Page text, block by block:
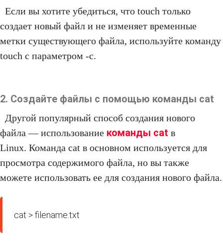
Если вы хотите убедиться, что touch только
создает новый файл и не изменяет временные
метки существующего файла, используйте команду
touch с параметром -c.
2. Создайте файлы с помощью команды cat
Другой популярный способ создания нового
файла — использование команды cat в
Linux. Команда cat в основном используется для
просмотра содержимого файла, но вы также
можете использовать ее для создания нового файла.
cat > filename.txt